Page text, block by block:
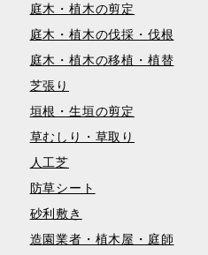
庭木・植木の剪定
庭木・植木の伐採・伐根
庭木・植木の移植・植替
芝張り
垣根・生垣の剪定
草むしり・草取り
人工芝
防草シート
砂利敷き
造園業者・植木屋・庭師